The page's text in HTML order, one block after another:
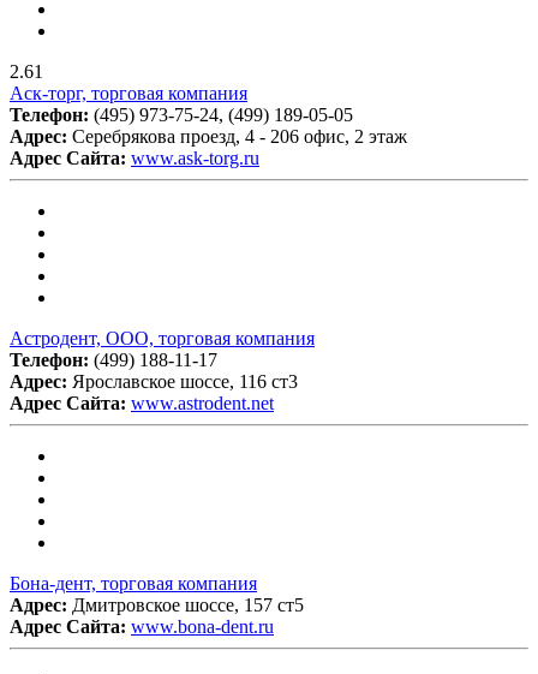
2.61
Аск-торг, торговая компания
Телефон: (495) 973-75-24, (499) 189-05-05
Адрес: Серебрякова проезд, 4 - 206 офис, 2 этаж
Адрес Сайта: www.ask-torg.ru
Астродент, ООО, торговая компания
Телефон: (499) 188-11-17
Адрес: Ярославское шоссе, 116 ст3
Адрес Сайта: www.astrodent.net
Бона-дент, торговая компания
Адрес: Дмитровское шоссе, 157 ст5
Адрес Сайта: www.bona-dent.ru